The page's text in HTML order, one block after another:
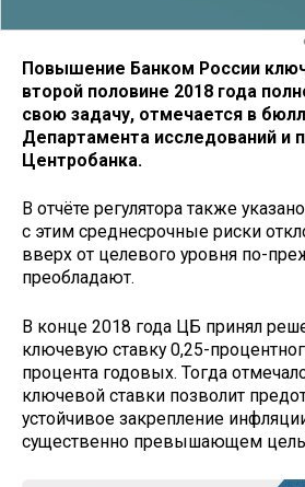
Повышение Банком России
второй половине 2018 года
свою задачу, отмечается в
Департамента исследований и
Центробанка.
В отчёте регулятора также
с этим среднесрочные риски
вверх от целевого уровня по-
преобладают.
В конце 2018 года ЦБ принял
ключевую ставку 0,25-
процента годовых. Тогда
ключевой ставки позволит
устойчивое закрепление
существенно превышающем цель